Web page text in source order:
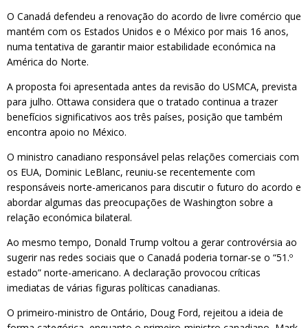
O Canadá defendeu a renovação do acordo de livre comércio que
mantém com os Estados Unidos e o México por mais 16 anos,
numa tentativa de garantir maior estabilidade económica na
América do Norte.
A proposta foi apresentada antes da revisão do USMCA, prevista
para julho. Ottawa considera que o tratado continua a trazer
benefícios significativos aos três países, posição que também
encontra apoio no México.
O ministro canadiano responsável pelas relações comerciais com
os EUA, Dominic LeBlanc, reuniu-se recentemente com
responsáveis norte-americanos para discutir o futuro do acordo e
abordar algumas das preocupações de Washington sobre a
relação económica bilateral.
Ao mesmo tempo, Donald Trump voltou a gerar controvérsia ao
sugerir nas redes sociais que o Canadá poderia tornar-se o “51.º
estado” norte-americano. A declaração provocou críticas
imediatas de várias figuras políticas canadianas.
O primeiro-ministro de Ontário, Doug Ford, rejeitou a ideia de